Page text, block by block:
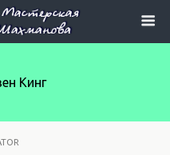
Кинг